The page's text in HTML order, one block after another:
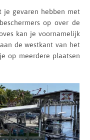
je gevaren hebben met
op over de
kan je voornamelijk
de westkant van het
op meerdere plaatsen